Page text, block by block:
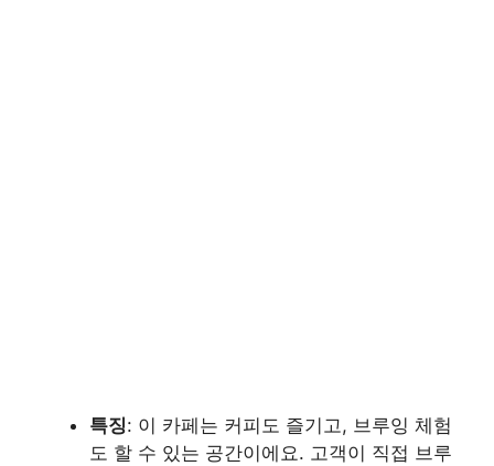
특징: 이 카페는 커피도 즐기고, 브루잉 체험
도 할 수 있는 공간이에요. 고객이 직접 브루